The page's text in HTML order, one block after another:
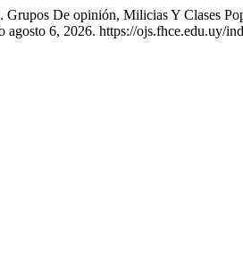
De opinión, Milicias Y Clases
6, 2026. https://ojs.fhce.edu.uy/